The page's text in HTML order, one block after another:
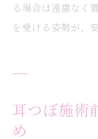
る場合は遠慮なく
を受ける姿勢が、
耳つぼ施術
め